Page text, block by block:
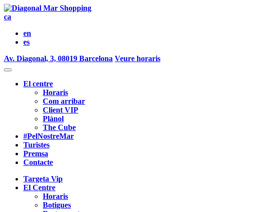
ca
en
es
Av. Diagonal, 3, 08019 Barcelona Veure horaris
El centre
Horaris
Com arribar
Client VIP
Plànol
The Cube
#PelNostreMar
Turistes
Premsa
Contacte
Targeta Vip
El Centre
Horaris
Botigues